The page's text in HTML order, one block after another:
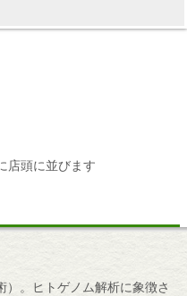
店頭に並びます
。ヒトゲノム解析に象徴さ